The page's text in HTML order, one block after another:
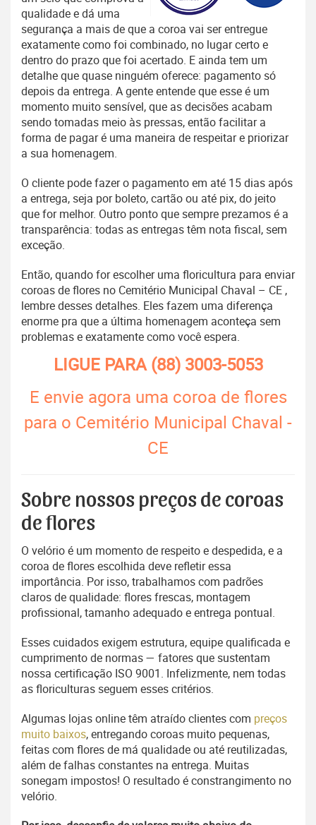
qualidade e dá uma
segurança a mais de que a coroa vai ser entregue
exatamente como foi combinado, no lugar certo e
dentro do prazo que foi acertado. E ainda tem um
detalhe que quase ninguém oferece: pagamento só
depois da entrega. A gente entende que esse é um
momento muito sensível, que as decisões acabam
sendo tomadas meio às pressas, então facilitar a
forma de pagar é uma maneira de respeitar e priorizar
a sua homenagem.
O cliente pode fazer o pagamento em até 15 dias após
a entrega, seja por boleto, cartão ou até pix, do jeito
que for melhor. Outro ponto que sempre prezamos é a
transparência: todas as entregas têm nota fiscal, sem
exceção.
Então, quando for escolher uma floricultura para enviar
coroas de flores no Cemitério Municipal Chaval – CE ,
lembre desses detalhes. Eles fazem uma diferença
enorme pra que a última homenagem aconteça sem
problemas e exatamente como você espera.
LIGUE PARA(88) 3003-5053
E envie agora uma coroa de flores
para o Cemitério Municipal Chaval -
CE
Sobre nossos preços de coroas
de flores
O velório é um momento de respeito e despedida, e a
coroa de flores escolhida deve refletir essa
importância. Por isso, trabalhamos com padrões
claros de qualidade: flores frescas, montagem
profissional, tamanho adequado e entrega pontual.
Esses cuidados exigem estrutura, equipe qualificada e
cumprimento de normas — fatores que sustentam
nossa certificação ISO 9001. Infelizmente, nem todas
as floriculturas seguem esses critérios.
Algumas lojas online têm atraído clientes com preços
muito baixos, entregando coroas muito pequenas,
feitas com flores de má qualidade ou até reutilizadas,
além de falhas constantes na entrega. Muitas
sonegam impostos! O resultado é constrangimento no
velório.